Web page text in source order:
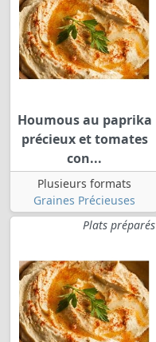
Houmous au paprika
précieux et tomates
con...
Plusieurs formats
Graines Précieuses
Plats préparés